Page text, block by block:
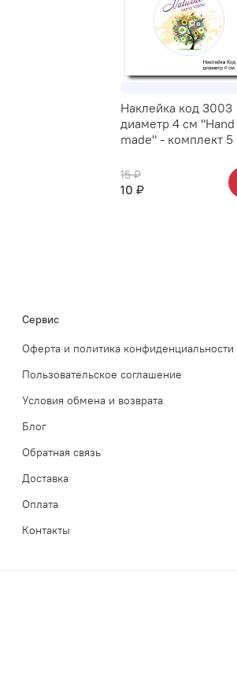
Наклейка код 3003
диаметр 4 см "Hand
made" - комплект 5
15 ₽
10 ₽
Сервис
Оферта и политика конфиденциальности
Пользовательское соглашение
Условия обмена и возврата
Блог
Обратная связь
Доставка
Оплата
Контакты